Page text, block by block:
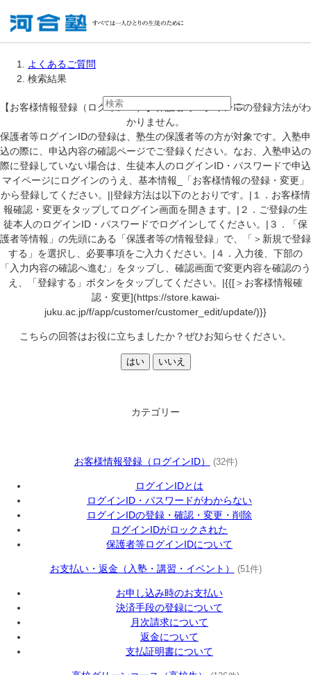
よくあるご質問
検索結果
【お客様情報登録（ログインID）】保護者等ログインIDの登録方法がわ
かりません。
保護者等ログインIDの登録は、塾生の保護者等の方が対象です。入塾申
込の際に、申込内容の確認ページでご登録ください。なお、入塾申込の
際に登録していない場合は、生徒本人のログインID・パスワードで申込
マイページにログインのうえ、基本情報_「お客様情報の登録・変更」
から登録してください。||登録方法は以下のとおりです。|１．お客様情
報確認・変更をタップしてログイン画面を開きます。|２．ご登録の生
徒本人のログインID・パスワードでログインしてください。|３．「保
護者等情報」の先頭にある「保護者等の情報登録」で、「＞新規で登録
する」を選択し、必要事項をご入力ください。|４．入力後、下部の
「入力内容の確認へ進む」をタップし、確認画面で変更内容を確認のう
え、「登録する」ボタンをタップしてください。|{{[＞お客様情報確
認・変更](https://store.kawai-
juku.ac.jp/f/app/customer/customer_edit/update/)}}
こちらの回答はお役に立ちましたか？ぜひお知らせください。
はい いいえ
カテゴリー
お客様情報登録（ログインID） (32件)
ログインIDとは
ログインID・パスワードがわからない
ログインIDの登録・確認・変更・削除
ログインIDがロックされた
保護者等ログインIDについて
お支払い・返金（入塾・講習・イベント） (51件)
お申し込み時のお支払い
決済手段の登録について
月次請求について
返金について
支払証明書について